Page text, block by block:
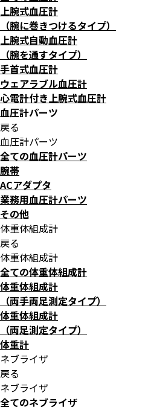
上腕式血圧計
（腕に巻きつけるタイプ）
上腕式自動血圧計
（腕を通すタイプ）
手首式血圧計
ウェアラブル血圧計
心電計付き上腕式血圧計
血圧計パーツ
戻る
血圧計パーツ
全ての血圧計パーツ
腕帯
ACアダプタ
業務用血圧計パーツ
その他
体重体組成計
戻る
体重体組成計
全ての体重体組成計
体重体組成計
（両手両足測定タイプ）
体重体組成計
（両足測定タイプ）
体重計
ネブライザ
戻る
ネブライザ
全てのネブライザ